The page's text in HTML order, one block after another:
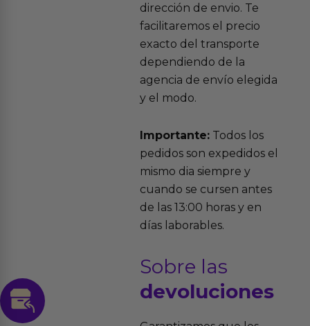
dirección de envio. Te
facilitaremos el precio
exacto del transporte
dependiendo de la
agencia de envío elegida
y el modo.
Importante:Todos los
pedidos son expedidos el
mismo dia siempre y
cuando se cursen antes
de las 13:00 horas y en
días laborables.
Sobre las
devoluciones